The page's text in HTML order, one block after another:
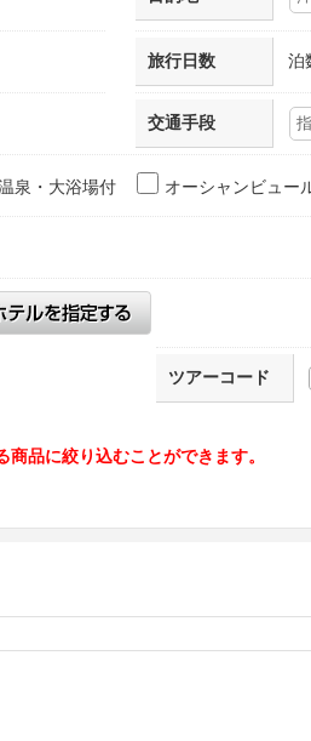
旅行日数 泊
交通手段
泉・大浴場付 オーシャンビュー
ツアーコード
品に絞り込むことができます。